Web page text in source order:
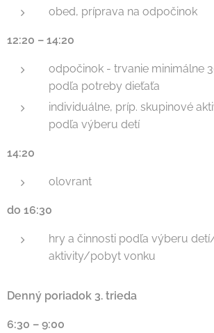
obed, príprava na odpočinok
12:20 – 14:20
odpočinok - trvanie minimálne
podľa potreby dieťaťa
individuálne, príp. skupinové
podľa výberu detí
14:20
olovrant
do 16:30
hry a činnosti podľa výberu
aktivity/pobyt vonku
Denný poriadok 3. trieda
6:30 – 9:00